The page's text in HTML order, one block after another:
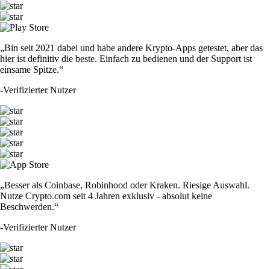
„Bin seit 2021 dabei und habe andere Krypto-Apps getestet, aber das
hier ist definitiv die beste. Einfach zu bedienen und der Support ist
einsame Spitze.“
-Verifizierter Nutzer
„Besser als Coinbase, Robinhood oder Kraken. Riesige Auswahl.
Nutze Crypto.com seit 4 Jahren exklusiv - absolut keine
Beschwerden.“
-Verifizierter Nutzer